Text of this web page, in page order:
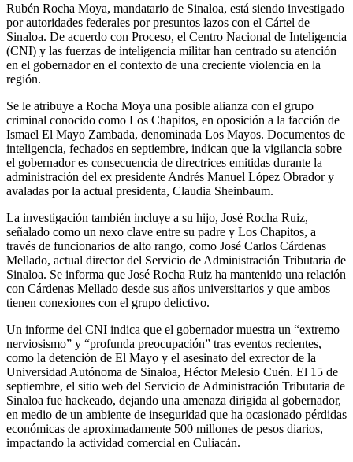
Rubén Rocha Moya, mandatario de Sinaloa, está siendo investigado
por autoridades federales por presuntos lazos con el Cártel de
Sinaloa. De acuerdo con Proceso, el Centro Nacional de Inteligencia
(CNI) y las fuerzas de inteligencia militar han centrado su atención
en el gobernador en el contexto de una creciente violencia en la
región.
Se le atribuye a Rocha Moya una posible alianza con el grupo
criminal conocido como Los Chapitos, en oposición a la facción de
Ismael El Mayo Zambada, denominada Los Mayos. Documentos de
inteligencia, fechados en septiembre, indican que la vigilancia sobre
el gobernador es consecuencia de directrices emitidas durante la
administración del ex presidente Andrés Manuel López Obrador y
avaladas por la actual presidenta, Claudia Sheinbaum.
La investigación también incluye a su hijo, José Rocha Ruiz,
señalado como un nexo clave entre su padre y Los Chapitos, a
través de funcionarios de alto rango, como José Carlos Cárdenas
Mellado, actual director del Servicio de Administración Tributaria de
Sinaloa. Se informa que José Rocha Ruiz ha mantenido una relación
con Cárdenas Mellado desde sus años universitarios y que ambos
tienen conexiones con el grupo delictivo.
Un informe del CNI indica que el gobernador muestra un “extremo
nerviosismo” y “profunda preocupación” tras eventos recientes,
como la detención de El Mayo y el asesinato del exrector de la
Universidad Autónoma de Sinaloa, Héctor Melesio Cuén. El 15 de
septiembre, el sitio web del Servicio de Administración Tributaria de
Sinaloa fue hackeado, dejando una amenaza dirigida al gobernador,
en medio de un ambiente de inseguridad que ha ocasionado pérdidas
económicas de aproximadamente 500 millones de pesos diarios,
impactando la actividad comercial en Culiacán.